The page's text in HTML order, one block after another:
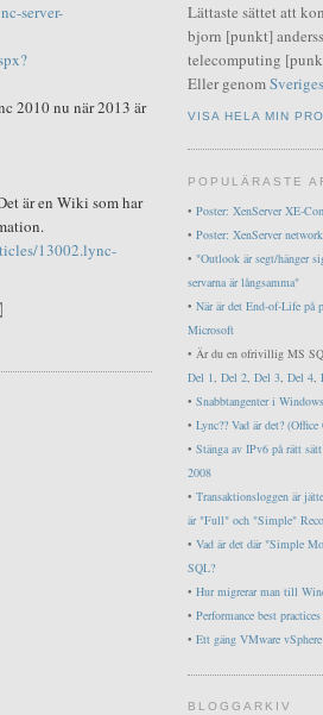
server-
2010 nu när 2013 är
är en Wiki som har
13002.lync-
Lättaste sättet att
bjorn [punkt]
telecomputing
Eller genom
VISA HELA MIN
POPULÄRASTE
• Poster: XenServer XE-
• Poster: XenServer
• "Outlook är segt/hänger
servarna är långsamma"
• När är det End-of-Life på
Microsoft
• Är du en ofrivillig MS
Del 1, Del 2, Del 3, Del 4,
• Snabbtangenter i
• Lync?? Vad är det?
• Stänga av IPv6 på rätt
2008
• Transaktionsloggen är
är "Full" och "Simple"
• Vad är det där "Simple
SQL?
• Hur migrerar man till
• Performance best
• Ett gäng VMware
BLOGGARKIV